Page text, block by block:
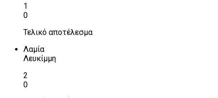
1
0
Τελικό αποτέλεσμα
Λαμία
Λευκίμμη
2
0